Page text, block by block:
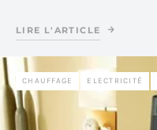
LIRE L'ARTICLE
CHAUFFAGE ELECTRICITÉ